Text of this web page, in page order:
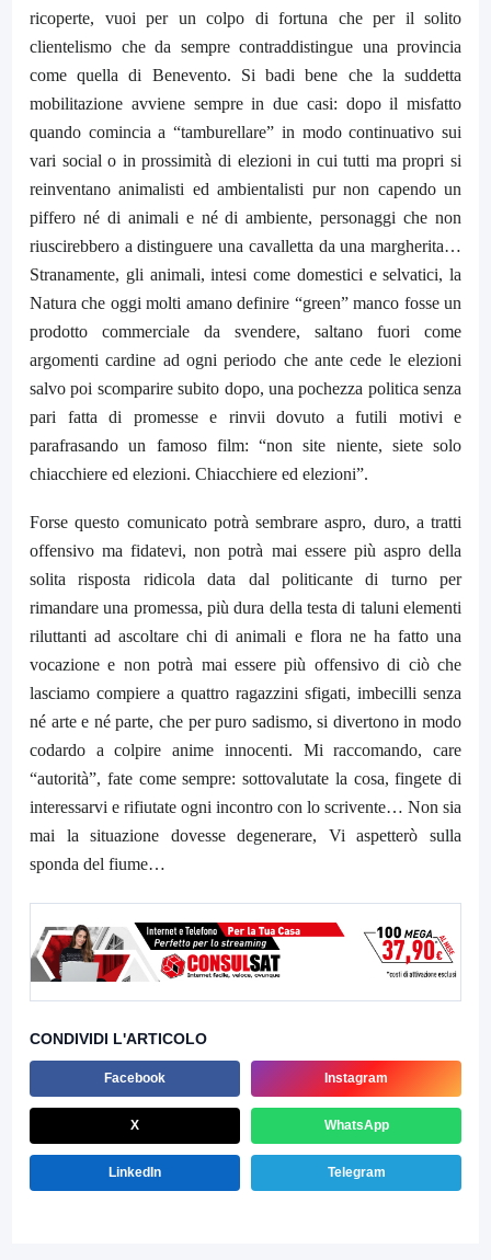
ricoperte, vuoi per un colpo di fortuna che per il solito
clientelismo che da sempre contraddistingue una provincia
come quella di Benevento. Si badi bene che la suddetta
mobilitazione avviene sempre in due casi: dopo il misfatto
quando comincia a “tamburellare” in modo continuativo sui
vari social o in prossimità di elezioni in cui tutti ma propri si
reinventano animalisti ed ambientalisti pur non capendo un
piffero né di animali e né di ambiente, personaggi che non
riuscirebbero a distinguere una cavalletta da una margherita…
Stranamente, gli animali, intesi come domestici e selvatici, la
Natura che oggi molti amano definire “green” manco fosse un
prodotto commerciale da svendere, saltano fuori come
argomenti cardine ad ogni periodo che ante cede le elezioni
salvo poi scomparire subito dopo, una pochezza politica senza
pari fatta di promesse e rinvii dovuto a futili motivi e
parafrasando un famoso film: “non site niente, siete solo
chiacchiere ed elezioni. Chiacchiere ed elezioni”.
Forse questo comunicato potrà sembrare aspro, duro, a tratti
offensivo ma fidatevi, non potrà mai essere più aspro della
solita risposta ridicola data dal politicante di turno per
rimandare una promessa, più dura della testa di taluni elementi
riluttanti ad ascoltare chi di animali e flora ne ha fatto una
vocazione e non potrà mai essere più offensivo di ciò che
lasciamo compiere a quattro ragazzini sfigati, imbecilli senza
né arte e né parte, che per puro sadismo, si divertono in modo
codardo a colpire anime innocenti. Mi raccomando, care
“autorità”, fate come sempre: sottovalutate la cosa, fingete di
interessarvi e rifiutate ogni incontro con lo scrivente… Non sia
mai la situazione dovesse degenerare, Vi aspetterò sulla
sponda del fiume…
CONDIVIDI L'ARTICOLO
Facebook Instagram
X WhatsApp
LinkedIn Telegram